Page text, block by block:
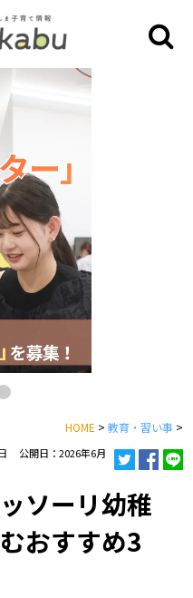
HOME > 教育・習い事 >
公開日：2026年6月
ソーリ幼稚
おすすめ3